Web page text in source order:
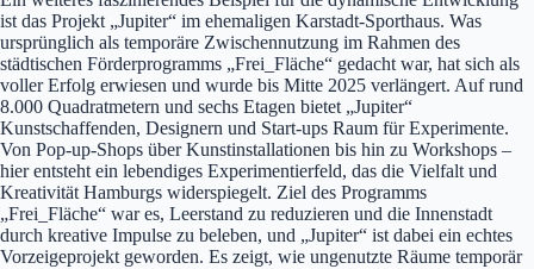
ist das Projekt „Jupiter“ im ehemaligen Karstadt-Sporthaus. Was
ursprünglich als temporäre Zwischennutzung im Rahmen des
städtischen Förderprogramms „Frei_Fläche“ gedacht war, hat sich als
voller Erfolg erwiesen und wurde bis Mitte 2025 verlängert. Auf rund
8.000 Quadratmetern und sechs Etagen bietet „Jupiter“
Kunstschaffenden, Designern und Start-ups Raum für Experimente.
Von Pop-up-Shops über Kunstinstallationen bis hin zu Workshops –
hier entsteht ein lebendiges Experimentierfeld, das die Vielfalt und
Kreativität Hamburgs widerspiegelt. Ziel des Programms
„Frei_Fläche“ war es, Leerstand zu reduzieren und die Innenstadt
durch kreative Impulse zu beleben, und „Jupiter“ ist dabei ein echtes
Vorzeigeprojekt geworden. Es zeigt, wie ungenutzte Räume temporär